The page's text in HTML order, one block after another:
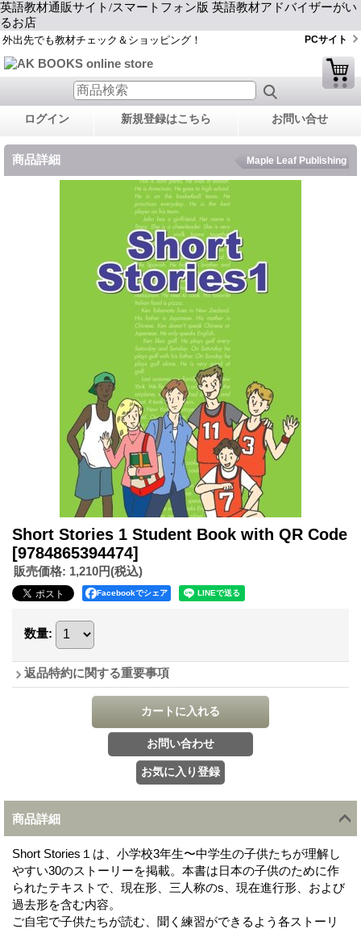
英語教材通販サイト/スマートフォン版 英語教材アドバイザーがい
るお店
外出先でも教材チェック＆ショッピング！ PCサイト
ログイン 新規登録はこちら お問い合せ
商品詳細 Maple Leaf Publishing
Short Stories 1 Student Book with QR Code
[9784865394474]
販売価格: 1,210円(税込)
Facebookでシェア
数量:
返品特約に関する重要事項
商品詳細
Short Stories１は、小学校3年生〜中学生の子供たちが理解し
やすい30のストーリーを掲載。本書は日本の子供のために作
られたテキストで、現在形、三人称のs、現在進行形、および
過去形を含む内容。
ご自宅で子供たちが読む、聞く練習ができるよう各ストーリ